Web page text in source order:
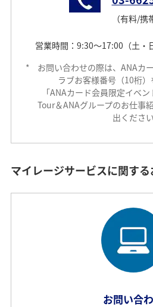
（有料/携
営業時間：9:30～17:00（土・
*
お問い合わせの際は、ANAカ
ラブお客様番号（10桁）
「ANAカード会員限定イベ
Tour＆ANAグループのお仕事
出ください
マイレージサービスに関す
お問い合